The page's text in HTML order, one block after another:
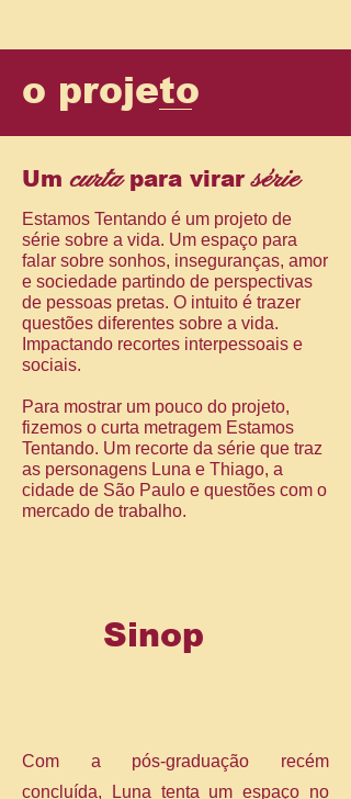
o projeto
Umcurta para virar série
Estamos Tentando é um projeto de
série sobre a vida. Um espaço para
falar sobre sonhos, inseguranças, amor
e sociedade partindo de perspectivas
de pessoas pretas. O intuito é trazer
questões diferentes sobre a vida.
Impactando recortes interpessoais e
sociais.
Para mostrar um pouco do projeto,
fizemos o curta metragem Estamos
Tentando. Um recorte da série que traz
as personagens Luna e Thiago, a
cidade de São Paulo e questões com o
mercado de trabalho.
Sinop
Com a pós-graduação recém
concluída, Luna tenta um espaço no